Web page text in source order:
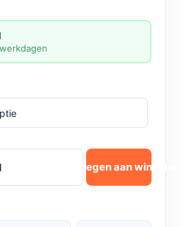
Toevoegen aan